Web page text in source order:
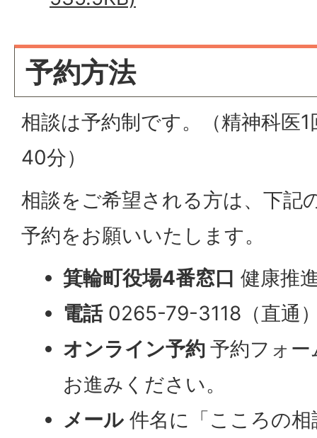
予約方法
相談は予約制です。（精神科医
40分）
相談をご希望される方は、下記
予約をお願いいたします。
箕輪町役場4番窓口 健康推
電話0265-79-3118（直通
オンライン予約予約フォ
お進みください。
メール 件名に「こころの